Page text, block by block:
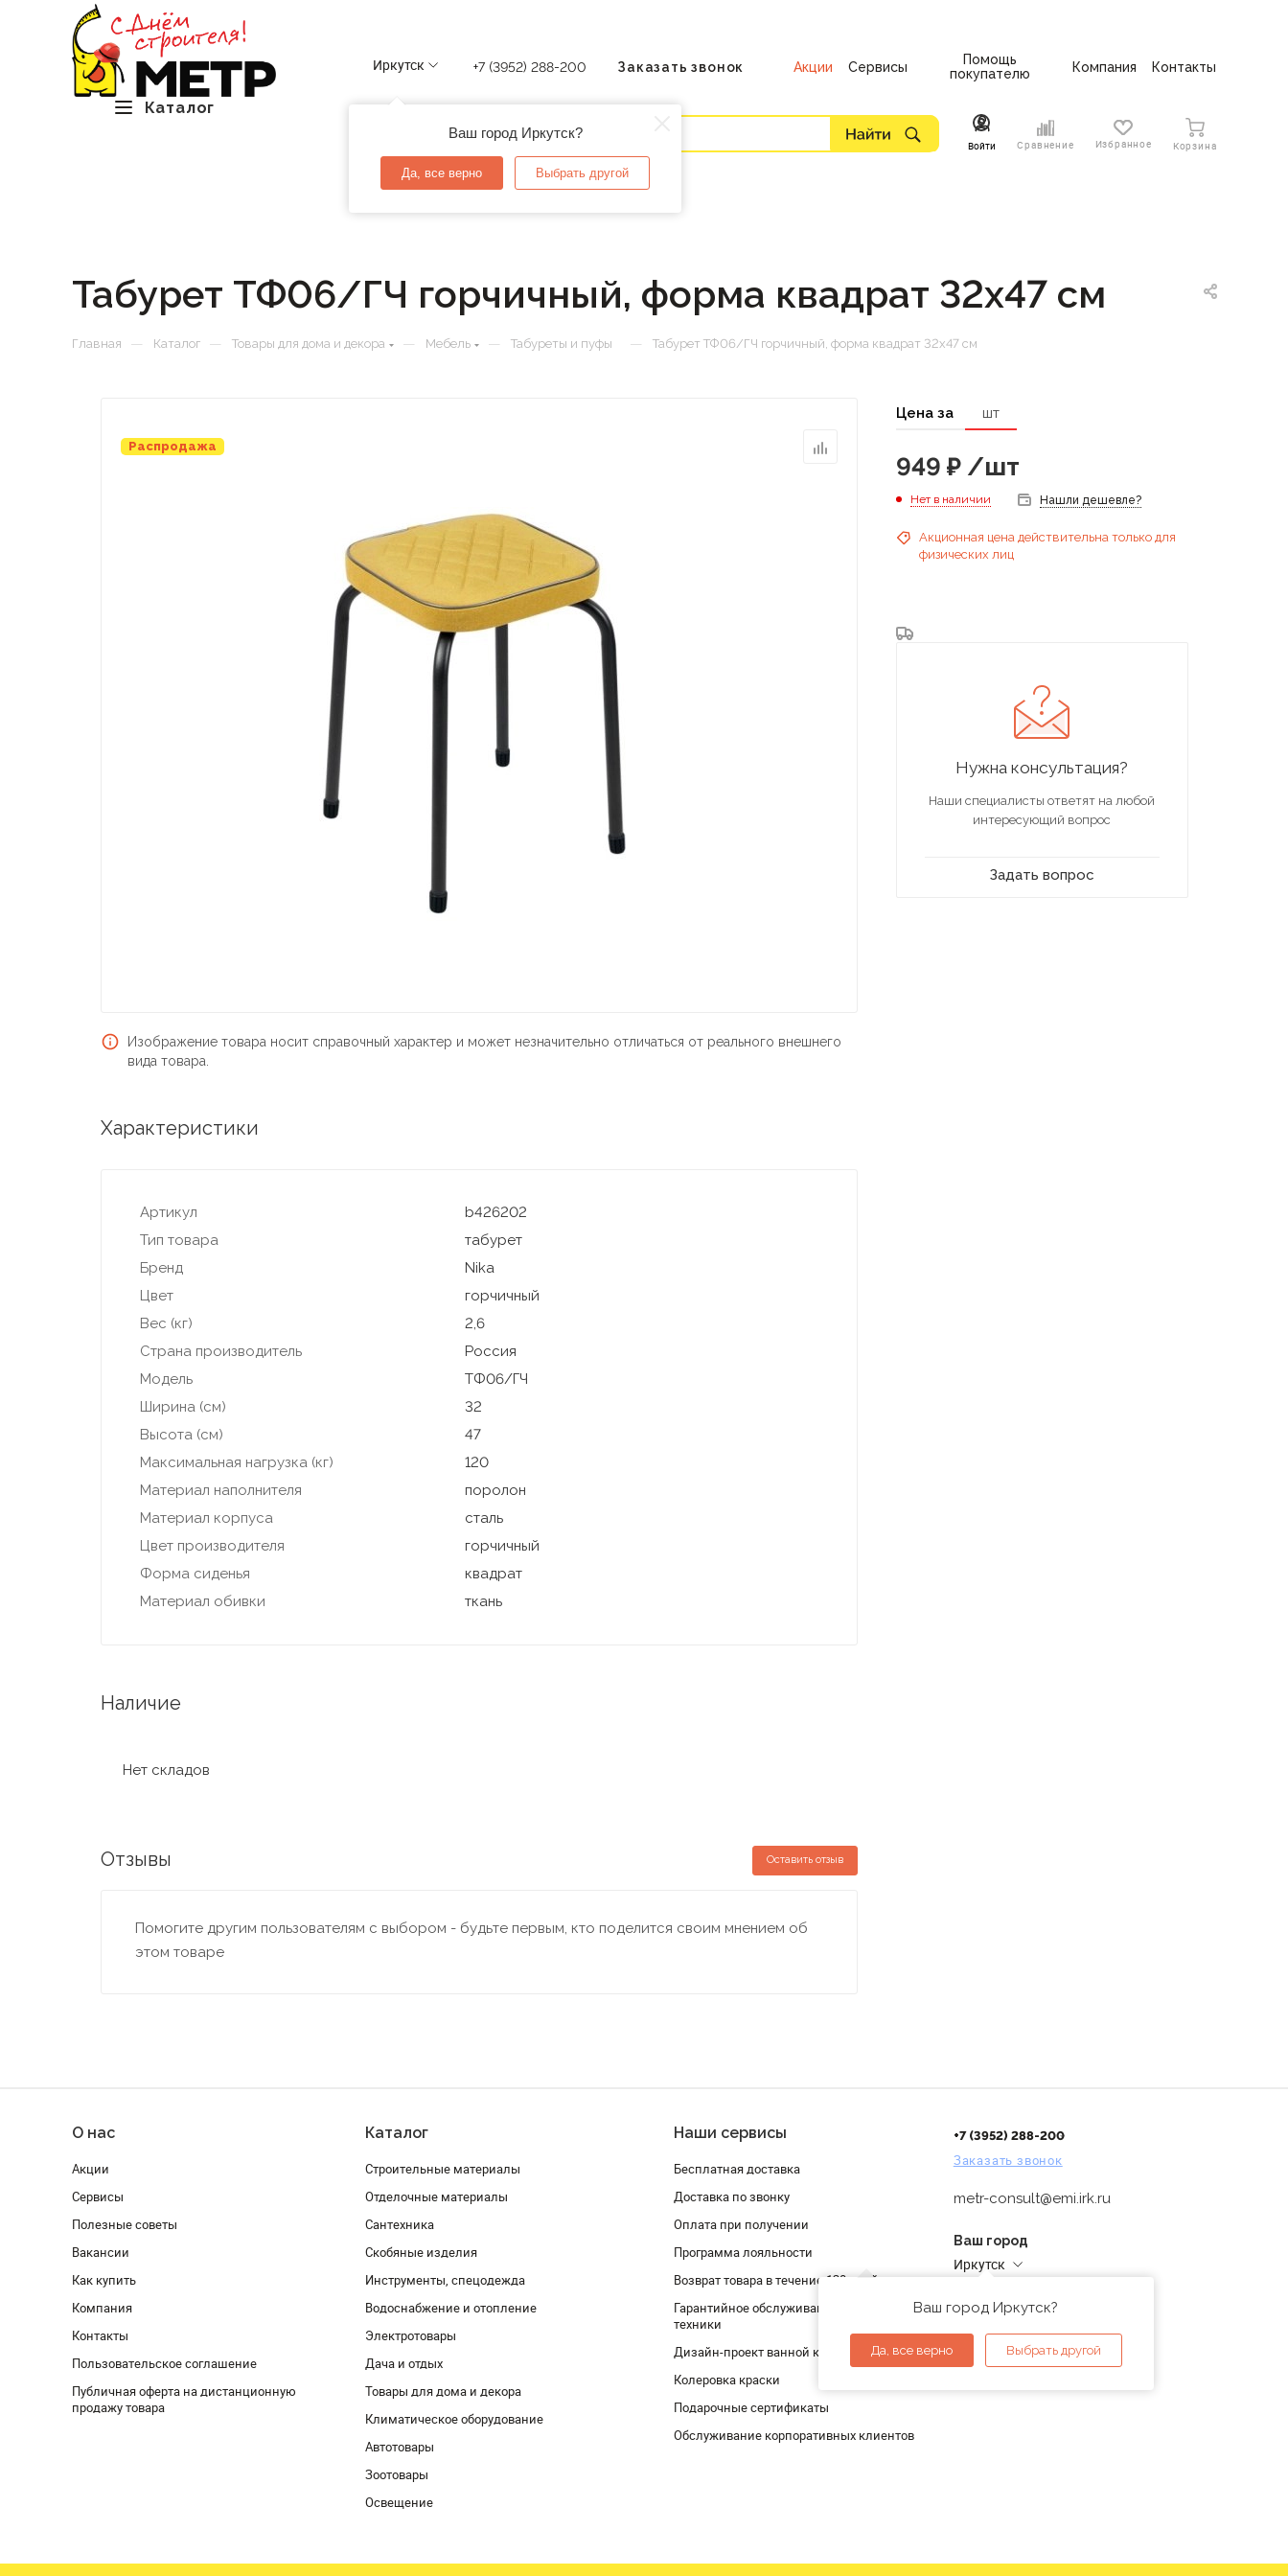
Каталог
Иркутск
Ваш город Иркутск?
Да, все верно Выбрать другой
+7 (3952) 288-200 Заказать звонок Акции Сервисы
Помощь
покупателю
Компания Контакты
Войти Сравнение Избранное Корзина
Табурет ТФ06/ГЧ горчичный, форма квадрат 32х47 см
Главная — Каталог — Товары для дома и декора — Мебель — Табуреты и пуфы — Табурет ТФ06/ГЧ горчичный, форма квадрат 32х47 см
Распродажа
Изображение товара носит справочный характер и может незначительно отличаться от реального внешнего
вида товара.
Характеристики
Артикул
b426202
Тип товара
табурет
Бренд
Nika
Цвет
горчичный
Вес (кг)
2,6
Страна производитель
Россия
Модель
ТФ06/ГЧ
Ширина (см)
32
Высота (см)
47
Максимальная нагрузка (кг)
120
Материал наполнителя
поролон
Материал корпуса
сталь
Цвет производителя
горчичный
Форма сиденья
квадрат
Материал обивки
ткань
Наличие
Нет складов
Отзывы Оставить отзыв
Помогите другим пользователям с выбором - будьте первым, кто поделится своим мнением об
этом товаре
Цена за шт
949 ₽/шт
Нет в наличии Нашли дешевле?
Акционная цена действительна только для
физических лиц
Нужна консультация?
Наши специалисты ответят на любой
интересующий вопрос
Задать вопрос
О нас
Акции
Сервисы
Полезные советы
Вакансии
Как купить
Компания
Контакты
Пользовательское соглашение
Публичная оферта на дистанционную
продажу товара
Каталог
Строительные материалы
Отделочные материалы
Сантехника
Скобяные изделия
Инструменты, спецодежда
Водоснабжение и отопление
Электротовары
Дача и отдых
Товары для дома и декора
Климатическое оборудование
Автотовары
Зоотовары
Освещение
Наши сервисы
Бесплатная доставка
Доставка по звонку
Оплата при получении
Программа лояльности
Возврат товара в течение 120 дней
Гарантийное обслуживание и проверка
техники
Дизайн-проект ванной комнаты
Колеровка краски
Подарочные сертификаты
Обслуживание корпоративных клиентов
+7 (3952) 288-200
Заказать звонок
metr-consult@emi.irk.ru
Ваш город
Иркутск
Ваш город Иркутск?
Да, все верно Выбрать другой